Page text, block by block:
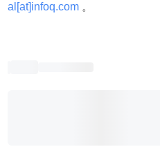
al[at]infoq.com 。